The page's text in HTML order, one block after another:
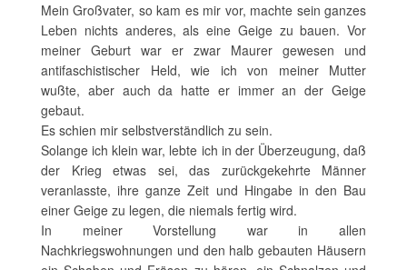
Mein Großvater, so kam es mir vor, machte sein ganzes
Leben nichts anderes, als eine Geige zu bauen. Vor
meiner Geburt war er zwar Maurer gewesen und
antifaschistischer Held, wie ich von meiner Mutter
wußte, aber auch da hatte er immer an der Geige
gebaut.
Es schien mir selbstverständlich zu sein.
Solange ich klein war, lebte ich in der Überzeugung, daß
der Krieg etwas sei, das zurückgekehrte Männer
veranlasste, ihre ganze Zeit und Hingabe in den Bau
einer Geige zu legen, die niemals fertig wird.
In meiner Vorstellung war in allen
Nachkriegswohnungen und den halb gebauten Häusern